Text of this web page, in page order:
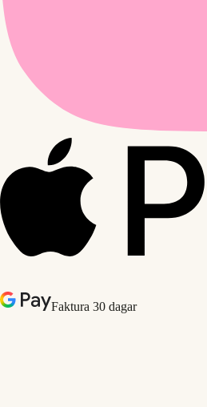
Faktura 30 dagar